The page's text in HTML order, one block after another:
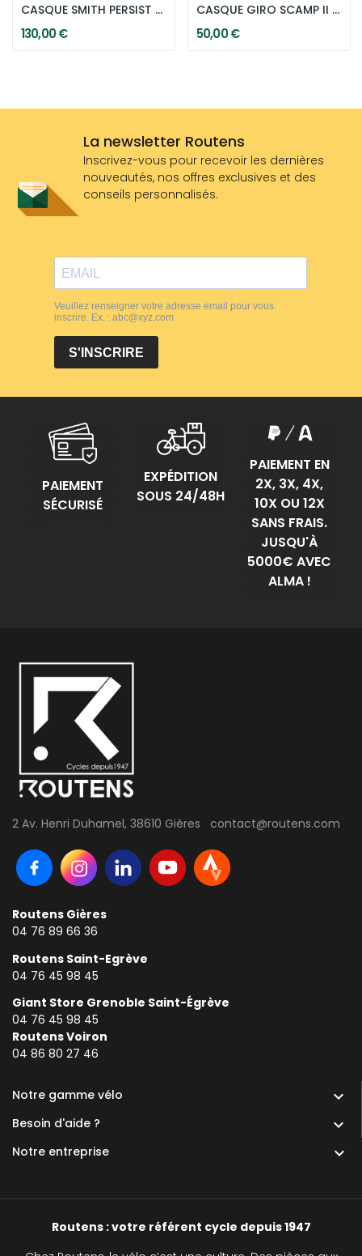
CASQUE SMITH PERSIST MIPS NOIR
130,00 €
CASQUE GIRO SCAMP II - ROUGE
50,00 €
La newsletter Routens
Inscrivez-vous pour recevoir les dernières
nouveautés, nos offres exclusives et des
conseils personnalisés.
PAIEMENT
SÉCURISÉ
EXPÉDITION
SOUS 24/48H
PAIEMENT EN
2X, 3X, 4X,
10X OU 12X
SANS FRAIS.
JUSQU'À
5000€ AVEC
ALMA !
2 Av. Henri Duhamel, 38610 Gières contact@routens.com
Routens Gières
04 76 89 66 36
Routens Saint-Egrève
04 76 45 98 45
Giant Store Grenoble Saint-Égrève
04 76 45 98 45
Routens Voiron
04 86 80 27 46
Notre gamme vélo 
Besoin d'aide ? 
Notre entreprise 
Routens : votre référent cycle depuis 1947